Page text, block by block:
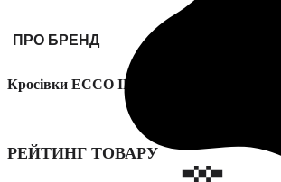
ПРО БРЕНД
Кросівки ECCO IRVING модель
РЕЙТИНГ ТОВАРУ